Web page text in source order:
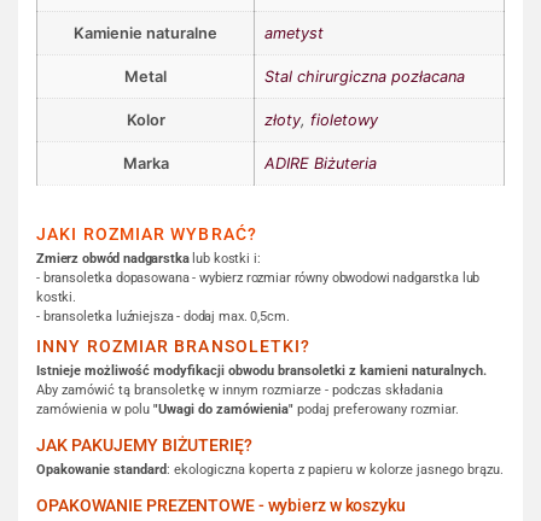
Kamienie naturalne ametyst
Metal Stal chirurgiczna pozłacana
Kolor złoty, fioletowy
Marka ADIRE Biżuteria
JAKI ROZMIAR WYBRAĆ?
Zmierz obwód nadgarstkalub kostki i:
- bransoletka dopasowana - wybierz rozmiar równy obwodowi nadgarstka lub
kostki.
- bransoletka luźniejsza - dodaj max. 0,5cm.
INNY ROZMIAR BRANSOLETKI?
Istnieje możliwość modyfikacji obwodu bransoletki z kamieni naturalnych.
Aby zamówić tą bransoletkę w innym rozmiarze - podczas składania
zamówienia w polu "Uwagi do zamówienia" podaj preferowany rozmiar.
JAK PAKUJEMY BIŻUTERIĘ?
Opakowanie standard: ekologiczna koperta z papieru w kolorze jasnego brązu.
OPAKOWANIE PREZENTOWE - wybierz w koszyku